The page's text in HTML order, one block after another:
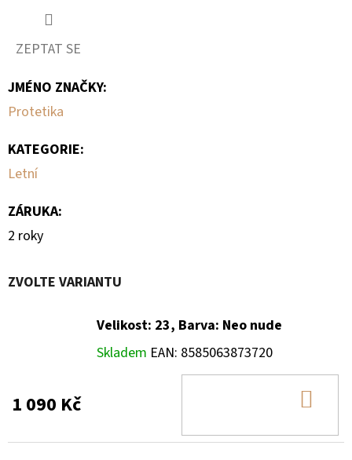
ZEPTAT SE
JMÉNO ZNAČKY:
Protetika
KATEGORIE:
Letní
ZÁRUKA:
2 roky
ZVOLTE VARIANTU
Velikost: 23, Barva: Neo nude
Skladem EAN: 8585063873720
1 090 Kč